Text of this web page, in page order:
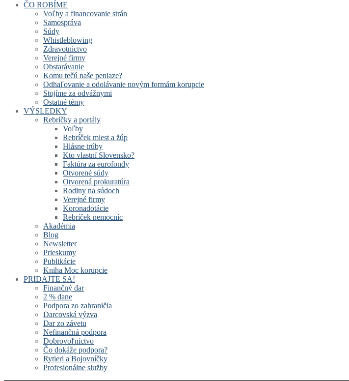
ČO ROBÍME
Voľby a financovanie strán
Samospráva
Súdy
Whistleblowing
Zdravotníctvo
Verejné firmy
Obstarávanie
Komu tečú naše peniaze?
Odhaľovanie a odolávanie novým formám korupcie
Stojíme za odvážnymi
Ostatné témy
VÝSLEDKY
Rebríčky a portály
Voľby
Rebríček miest a žúp
Hlásne trúby
Kto vlastní Slovensko?
Faktúra za eurofondy
Otvorené súdy
Otvorená prokuratúra
Rodiny na súdoch
Verejné firmy
Koronadotácie
Rebríček nemocníc
Akadémia
Blog
Newsletter
Prieskumy
Publikácie
Kniha Moc korupcie
PRIDAJTE SA!
Finančný dar
2 % dane
Podpora zo zahraničia
Darcovská výzva
Dar zo závetu
Nefinančná podpora
Dobrovoľníctvo
Čo dokáže podpora?
Rytieri a Bojovníčky
Profesionálne služby